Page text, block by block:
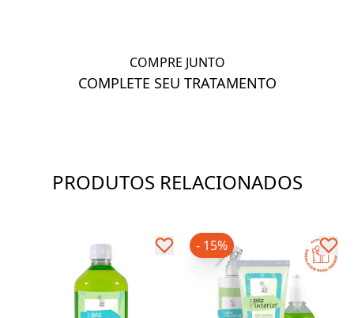
COMPRE JUNTO
COMPLETE SEU TRATAMENTO
PRODUTOS RELACIONADOS
- 15%